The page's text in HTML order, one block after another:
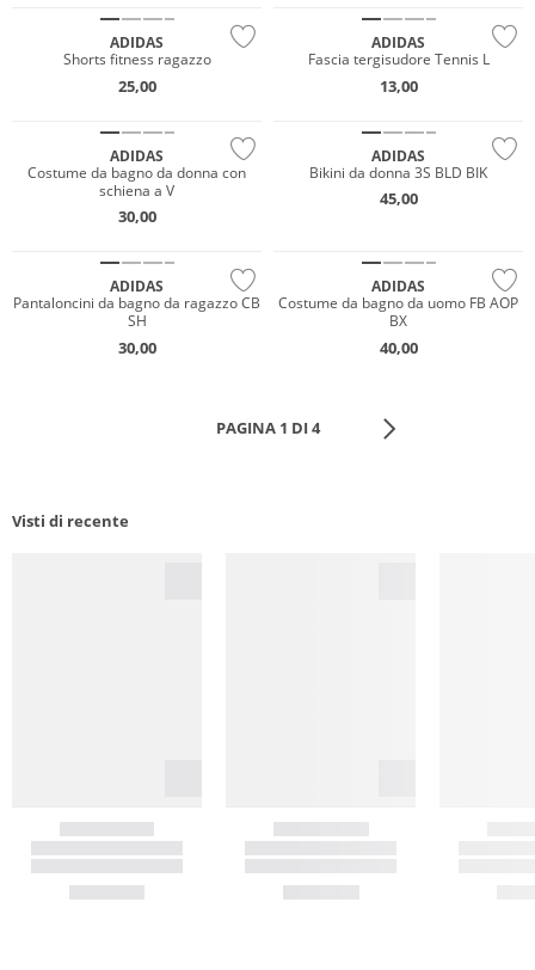
ADIDAS
Shorts fitness ragazzo
25,00
ADIDAS
Fascia tergisudore Tennis L
13,00
ADIDAS
Costume da bagno da donna con
schiena a V
30,00
ADIDAS
Bikini da donna 3S BLD BIK
45,00
ADIDAS
Pantaloncini da bagno da ragazzo CB
SH
30,00
ADIDAS
Costume da bagno da uomo FB AOP
BX
40,00
PAGINA 1 DI 4
Visti di recente